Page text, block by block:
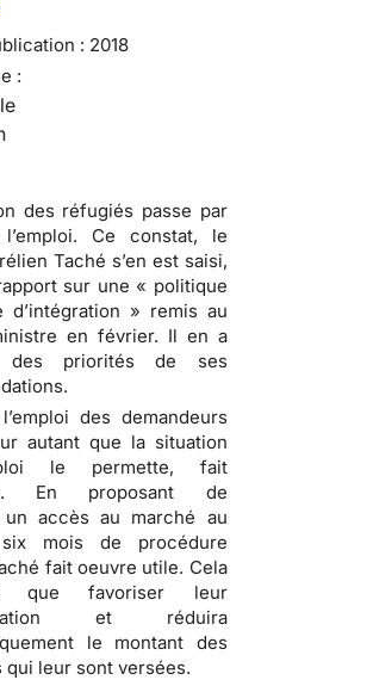
: 2018
:
des réfugiés passe par
l’emploi. Ce constat, le
Taché s’en est saisi,
sur une « politique
d’intégration » remis au
en février. Il en a
priorités de ses
des demandeurs
autant que la situation
le permette, fait
En proposant de
un accès au marché au
mois de procédure
fait oeuvre utile. Cela
que favoriser leur
et réduira
le montant des
qui leur sont versées.